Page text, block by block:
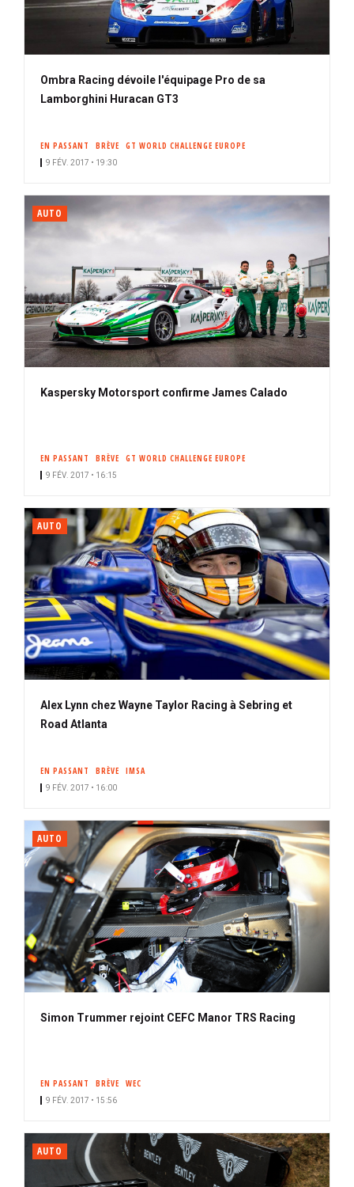
Ombra Racing dévoile l'équipage Pro de sa
Lamborghini Huracan GT3
EN PASSANT BRÈVE GT WORLD CHALLENGE EUROPE
9 FÉV. 2017 • 19:30
AUTO
Kaspersky Motorsport confirme James Calado
EN PASSANT BRÈVE GT WORLD CHALLENGE EUROPE
9 FÉV. 2017 • 16:15
AUTO
Alex Lynn chez Wayne Taylor Racing à Sebring et
Road Atlanta
EN PASSANT BRÈVE IMSA
9 FÉV. 2017 • 16:00
AUTO
Simon Trummer rejoint CEFC Manor TRS Racing
EN PASSANT BRÈVE WEC
9 FÉV. 2017 • 15:56
AUTO